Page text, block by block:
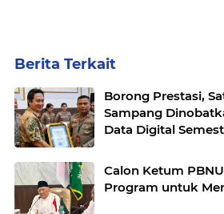
Berita Terkait
Borong Prestasi,
Sampang
Data Digital
Calon Ketum
Program untuk